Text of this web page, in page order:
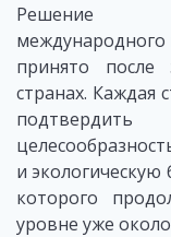
международного
принято после
странах. Каждая
и экологическую
которого
уровне уже